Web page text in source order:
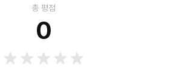
총 평점
0